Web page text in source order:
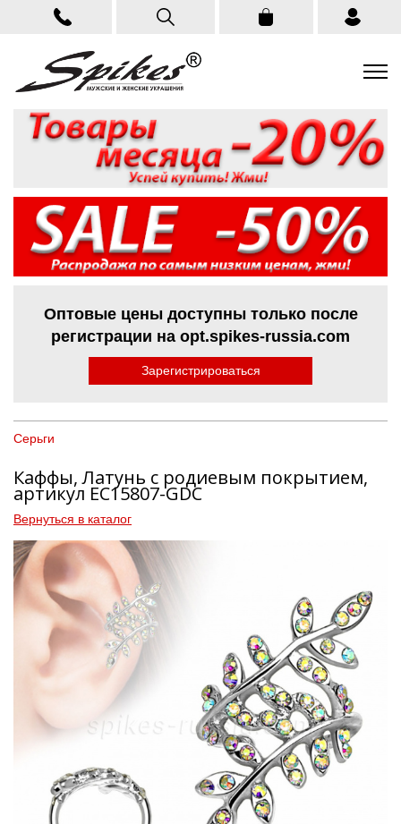
Оптовые цены доступны только после
регистрации на opt.spikes-russia.com
Зарегистрироваться
Серьги
Каффы, Латунь с родиевым покрытием,
артикул EC15807-GDC
Вернуться в каталог